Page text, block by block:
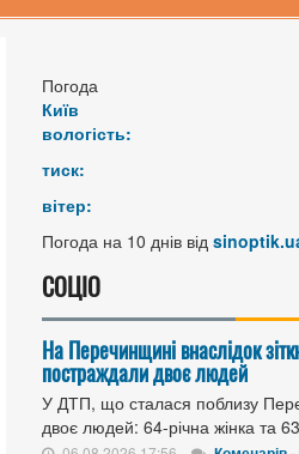
Погода
Київ
вологість:
тиск:
вітер:
Погода на 10 днів від
СОЦІО
На Перечинщині внаслідок
постраждали двоє людей
У ДТП, що сталася поблизу
двоє людей: 64-річна жінка та